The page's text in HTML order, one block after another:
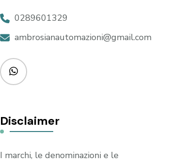
0289601329
ambrosianautomazioni@gmail.com
Disclaimer
I marchi, le denominazioni e le